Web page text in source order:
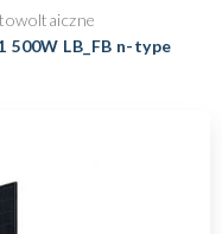
LB_FB n-type